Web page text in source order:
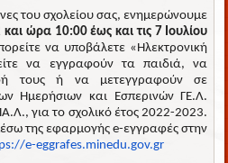
του σχολείου σας, ενημερώνουμε
και ώρα 10:00 έως και τις 7 Ιουλίου
να υποβάλετε «Ηλεκτρονική
να εγγραφούν τα παιδιά, να
τους ή να μετεγγραφούν σε
Ημερήσιων και Εσπερινών ΓΕ.Λ.
για το σχολικό έτος 2022-2023.
της εφαρμογής e-εγγραφές στην
e-eggrafes.minedu.gov.gr